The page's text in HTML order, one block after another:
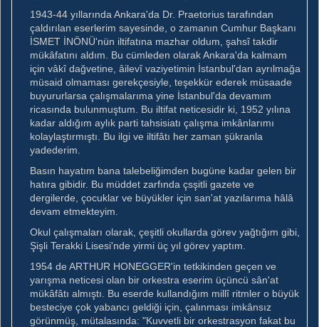
1943-44 yıllarında Ankara'da Dr. Praetorius tarafından
çaldırılan eserlerim sayesinde, o zamanın Cumhur Başkanı
İSMET İNÖNÜ'nün iltifatına mazhar oldum, şahsî takdir
mükâfatını aldım. Bu cümleden olarak Ankara'da kalmam
için vâkî dağvetine, âilevî vaziyetimin İstanbul'dan ayrılmağa
müsaid olmaması gerekçesiyle, teşekkür ederek müsaade
buyururlarsa çalışmalarıma yine İstanbul'da devamım
ricasında bulunmuştum. Bu iltifat neticesidir ki, 1952 yılına
kadar aldığım aylık parti tahsisiatı çalışma imkânlarımı
kolaylaştırmıştı. Bu ilgi ve iltifâtı her zaman şükranla
yadederim.
Basın hayatım bana talebeliğimden bugüne kadar gelen bir
hatıra gibidir. Bu müddet zarfında çsşitli gazete ve
dergilerde, çocuklar ve büyükler için san'at yazılarıma hâlâ
devam etmekteyim.
Okul çalışmaları olarak, çeşitli okullarda görev yağtığım gibi,
Şişli Terakki Lisesi'nde yirmi üç yıl görev yaptım.
1954 de ARTHUR HONEGGER'in tetkikinden geçen ve
yarışma neticesi olan bir orkestra eserim üçüncü sân'at
mükâfâtı almıştı. Bu eserde kullandığım millî ritmler o büyük
besteciye çok yabancı geldiği için, çalınması imkânsız
görünmüş, mütalasında: "Kuvvetli bir orkestrasyon fakat bu